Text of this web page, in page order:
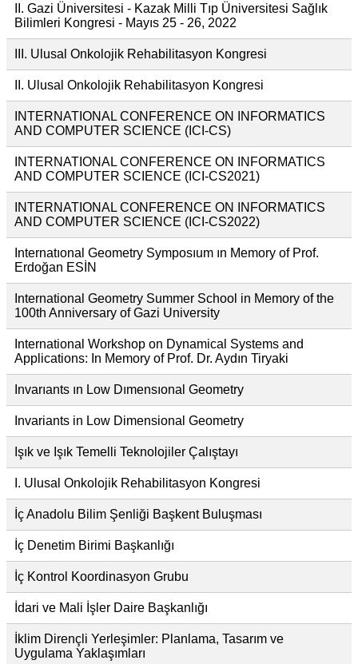
II. Gazi Üniversitesi - Kazak Milli Tıp Üniversitesi Sağlık
Bilimleri Kongresi - Mayıs 25 - 26, 2022
III. Ulusal Onkolojik Rehabilitasyon Kongresi
II. Ulusal Onkolojik Rehabilitasyon Kongresi
INTERNATIONAL CONFERENCE ON INFORMATICS
AND COMPUTER SCIENCE (ICI-CS)
INTERNATIONAL CONFERENCE ON INFORMATICS
AND COMPUTER SCIENCE (ICI-CS2021)
INTERNATIONAL CONFERENCE ON INFORMATICS
AND COMPUTER SCIENCE (ICI-CS2022)
Internatıonal Geometry Symposıum ın Memory of Prof.
Erdoğan ESİN
International Geometry Summer School in Memory of the
100th Anniversary of Gazi University
International Workshop on Dynamical Systems and
Applications: In Memory of Prof. Dr. Aydın Tiryaki
Invarıants ın Low Dımensıonal Geometry
Invariants in Low Dimensional Geometry
Işık ve Işık Temelli Teknolojiler Çalıştayı
I. Ulusal Onkolojik Rehabilitasyon Kongresi
İç Anadolu Bilim Şenliği Başkent Buluşması
İç Denetim Birimi Başkanlığı
İç Kontrol Koordinasyon Grubu
İdari ve Mali İşler Daire Başkanlığı
İklim Dirençli Yerleşimler: Planlama, Tasarım ve
Uygulama Yaklaşımları